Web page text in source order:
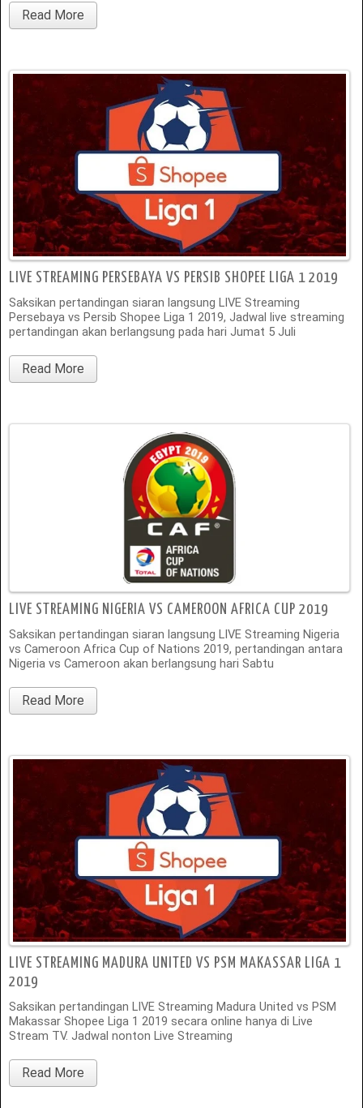
Read More
LIVE STREAMING PERSEBAYA VS PERSIB SHOPEE LIGA 1 2019
Saksikan pertandingan siaran langsung LIVE Streaming
Persebaya vs Persib Shopee Liga 1 2019, Jadwal live streaming
pertandingan akan berlangsung pada hari Jumat 5 Juli
Read More
LIVE STREAMING NIGERIA VS CAMEROON AFRICA CUP 2019
Saksikan pertandingan siaran langsung LIVE Streaming Nigeria
vs Cameroon Africa Cup of Nations 2019, pertandingan antara
Nigeria vs Cameroon akan berlangsung hari Sabtu
Read More
LIVE STREAMING MADURA UNITED VS PSM MAKASSAR LIGA 1
2019
Saksikan pertandingan LIVE Streaming Madura United vs PSM
Makassar Shopee Liga 1 2019 secara online hanya di Live
Stream TV. Jadwal nonton Live Streaming
Read More